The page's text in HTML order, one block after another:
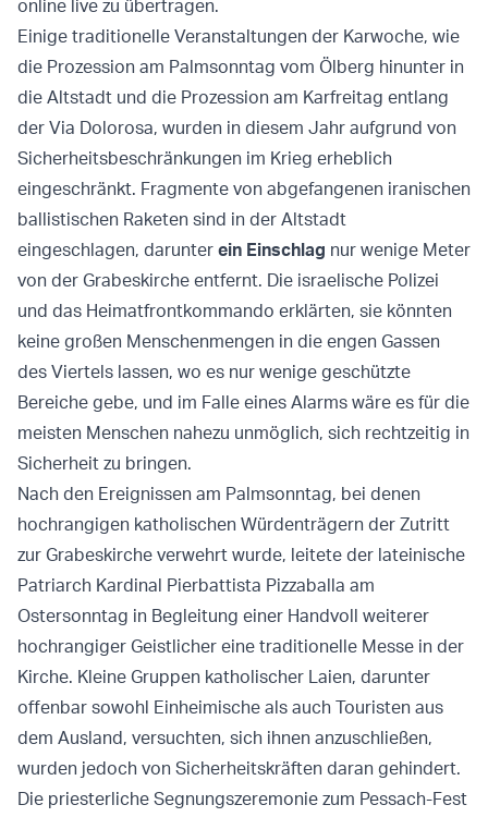
online live zu übertragen.
Einige traditionelle Veranstaltungen der Karwoche, wie
die Prozession am Palmsonntag vom Ölberg hinunter in
die Altstadt und die Prozession am Karfreitag entlang
der Via Dolorosa, wurden in diesem Jahr aufgrund von
Sicherheitsbeschränkungen im Krieg erheblich
eingeschränkt. Fragmente von abgefangenen iranischen
ballistischen Raketen sind in der Altstadt
eingeschlagen, darunter ein Einschlag nur wenige Meter
von der Grabeskirche entfernt. Die israelische Polizei
und das Heimatfrontkommando erklärten, sie könnten
keine großen Menschenmengen in die engen Gassen
des Viertels lassen, wo es nur wenige geschützte
Bereiche gebe, und im Falle eines Alarms wäre es für die
meisten Menschen nahezu unmöglich, sich rechtzeitig in
Sicherheit zu bringen.
Nach den Ereignissen am Palmsonntag, bei denen
hochrangigen katholischen Würdenträgern der Zutritt
zur Grabeskirche verwehrt wurde, leitete der lateinische
Patriarch Kardinal Pierbattista Pizzaballa am
Ostersonntag in Begleitung einer Handvoll weiterer
hochrangiger Geistlicher eine traditionelle Messe in der
Kirche. Kleine Gruppen katholischer Laien, darunter
offenbar sowohl Einheimische als auch Touristen aus
dem Ausland, versuchten, sich ihnen anzuschließen,
wurden jedoch von Sicherheitskräften daran gehindert.
Die priesterliche Segnungszeremonie zum Pessach-Fest